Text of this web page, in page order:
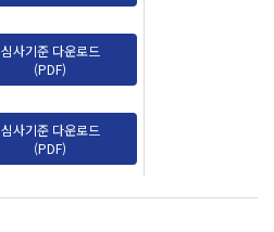
심사기준 다운로드
(PDF)
심사기준 다운로드
(PDF)